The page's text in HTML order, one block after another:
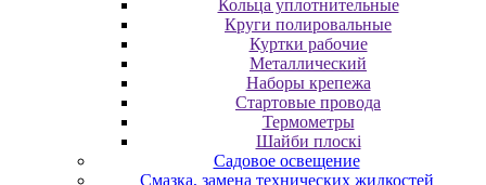
Кольца уплотнительные
Круги полировальные
Куртки рабочие
Металлический
Наборы крепежа
Стартовые провода
Термометры
Шайби плоскі
Садовое освещение
Смазка, замена технических жидкостей